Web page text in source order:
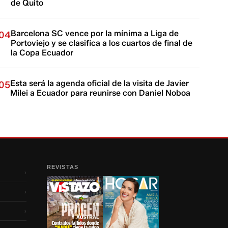
de Quito
Barcelona SC vence por la mínima a Liga de
Portoviejo y se clasifica a los cuartos de final de
la Copa Ecuador
Esta será la agenda oficial de la visita de Javier
Milei a Ecuador para reunirse con Daniel Noboa
›
›
›
REVISTAS